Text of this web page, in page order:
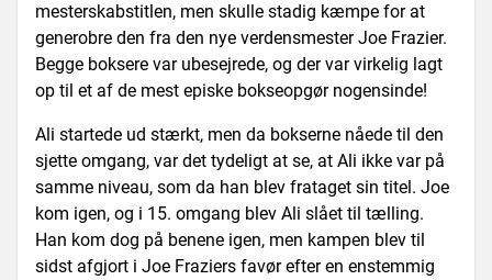
mesterskabstitlen, men skulle stadig kæmpe for at
generobre den fra den nye verdensmester Joe Frazier.
Begge boksere var ubesejrede, og der var virkelig lagt
op til et af de mest episke bokseopgør nogensinde!
Ali startede ud stærkt, men da bokserne nåede til den
sjette omgang, var det tydeligt at se, at Ali ikke var på
samme niveau, som da han blev frataget sin titel. Joe
kom igen, og i 15. omgang blev Ali slået til tælling.
Han kom dog på benene igen, men kampen blev til
sidst afgjort i Joe Fraziers favør efter en enstemmig